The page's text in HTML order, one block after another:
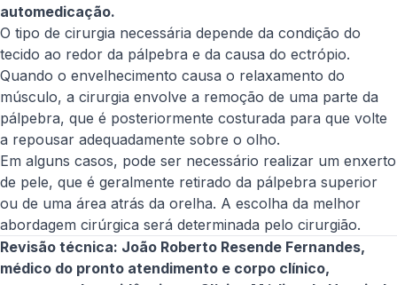
automedicação.
O tipo de cirurgia necessária depende da condição do
tecido ao redor da pálpebra e da causa do ectrópio.
Quando o envelhecimento causa o relaxamento do
músculo, a cirurgia envolve a remoção de uma parte da
pálpebra, que é posteriormente costurada para que volte
a repousar adequadamente sobre o olho.
Em alguns casos, pode ser necessário realizar um enxerto
de pele, que é geralmente retirado da pálpebra superior
ou de uma área atrás da orelha. A escolha da melhor
abordagem cirúrgica será determinada pelo cirurgião.
Revisão técnica: João Roberto Resende Fernandes,
médico do pronto atendimento e corpo clínico,